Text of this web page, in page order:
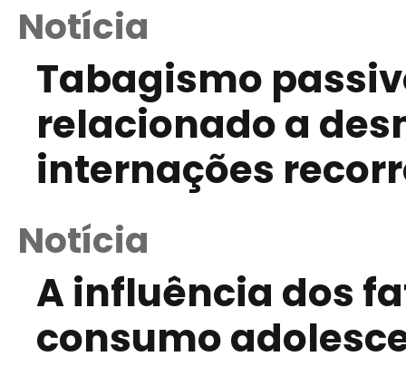
Notícia
Tabagismo
relacionado a
internações
Notícia
A influência dos
consumo